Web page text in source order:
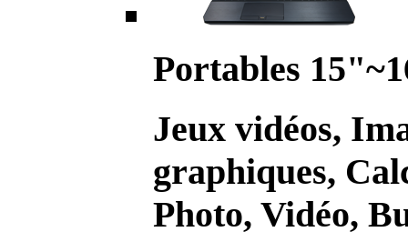
Portables
Jeux vidéos,
graphiques,
Photo, Vidéo,